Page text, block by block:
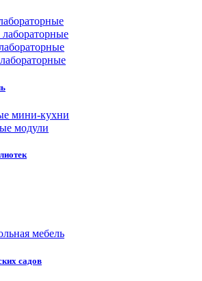
мини-кухни
модули
мебель
садов